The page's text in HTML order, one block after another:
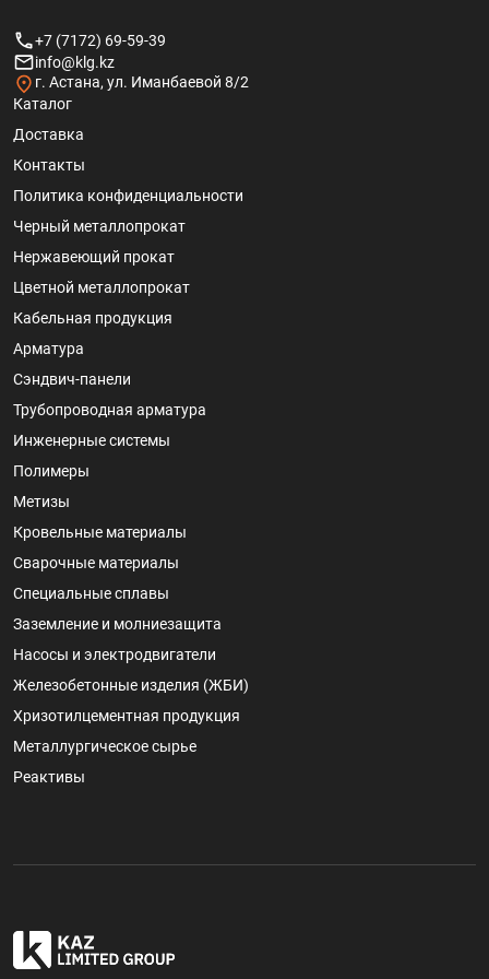
+7 (7172) 69-59-39
info@klg.kz
г. Астана, ул. Иманбаевой 8/2
Каталог
Доставка
Контакты
Политика конфиденциальности
Черный металлопрокат
Нержавеющий прокат
Цветной металлопрокат
Кабельная продукция
Арматура
Сэндвич-панели
Трубопроводная арматура
Инженерные системы
Полимеры
Метизы
Кровельные материалы
Сварочные материалы
Специальные сплавы
Заземление и молниезащита
Насосы и электродвигатели
Железобетонные изделия (ЖБИ)
Хризотилцементная продукция
Металлургическое сырье
Реактивы